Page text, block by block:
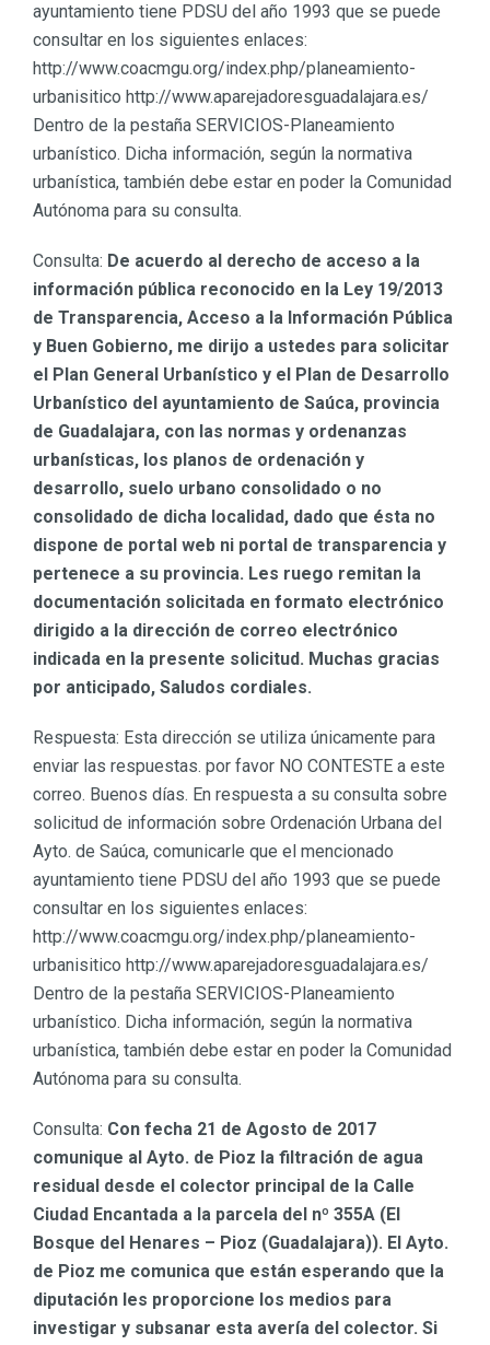
ayuntamiento tiene PDSU del año 1993 que se puede
consultar en los siguientes enlaces:
http://www.coacmgu.org/index.php/planeamiento-
urbanisitico http://www.aparejadoresguadalajara.es/
Dentro de la pestaña SERVICIOS-Planeamiento
urbanístico. Dicha información, según la normativa
urbanística, también debe estar en poder la Comunidad
Autónoma para su consulta.
Consulta: De acuerdo al derecho de acceso a la
información pública reconocido en la Ley 19/2013
de Transparencia, Acceso a la Información Pública
y Buen Gobierno, me dirijo a ustedes para solicitar
el Plan General Urbanístico y el Plan de Desarrollo
Urbanístico del ayuntamiento de Saúca, provincia
de Guadalajara, con las normas y ordenanzas
urbanísticas, los planos de ordenación y
desarrollo, suelo urbano consolidado o no
consolidado de dicha localidad, dado que ésta no
dispone de portal web ni portal de transparencia y
pertenece a su provincia. Les ruego remitan la
documentación solicitada en formato electrónico
dirigido a la dirección de correo electrónico
indicada en la presente solicitud. Muchas gracias
por anticipado, Saludos cordiales.
Respuesta: Esta dirección se utiliza únicamente para
enviar las respuestas. por favor NO CONTESTE a este
correo. Buenos días. En respuesta a su consulta sobre
solicitud de información sobre Ordenación Urbana del
Ayto. de Saúca, comunicarle que el mencionado
ayuntamiento tiene PDSU del año 1993 que se puede
consultar en los siguientes enlaces:
http://www.coacmgu.org/index.php/planeamiento-
urbanisitico http://www.aparejadoresguadalajara.es/
Dentro de la pestaña SERVICIOS-Planeamiento
urbanístico. Dicha información, según la normativa
urbanística, también debe estar en poder la Comunidad
Autónoma para su consulta.
Consulta: Con fecha 21 de Agosto de 2017
comunique al Ayto. de Pioz la filtración de agua
residual desde el colector principal de la Calle
Ciudad Encantada a la parcela del nº 355A (El
Bosque del Henares – Pioz (Guadalajara)). El Ayto.
de Pioz me comunica que están esperando que la
diputación les proporcione los medios para
investigar y subsanar esta avería del colector. Si